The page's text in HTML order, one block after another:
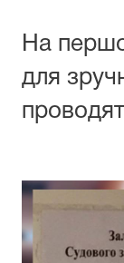
На
для